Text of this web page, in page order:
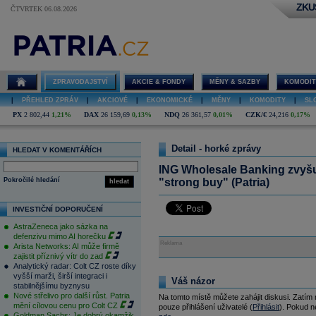
ČTVRTEK 06.08.2026
ZPRAVODAJSTVÍ AKCIE & FONDY MĚNY & SAZBY
PŘEHLED ZPRÁV AKCIOVÉ EKONOMICKÉ MĚNY KOMODITY
PX 2 802,44 1,21% DAX 26 159,69 0,13% NDQ 26 361,57 0,01% CZK/€ 24,216 0,17%
HLEDAT V KOMENTÁŘÍCH
hledat
Pokročilé hledání
INVESTIČNÍ DOPORUČENÍ
AstraZeneca jako sázka na
defenzivu mimo AI horečku
Arista Networks: AI může firmě
zajistit příznivý vítr do zad
Analytický radar: Colt CZ roste díky
vyšší marži, širší integraci i
stabilnějšímu byznysu
Nové střelivo pro další růst. Patria
mění cílovou cenu pro Colt CZ
Detail - horké zprávy
ING Wholesale Banking
"strong buy" (Patria)
Reklama
Váš názor
Na tomto místě můžete zahájit diskusi.
pouze přihlášení uživatelé (Přihlásit). Pokud